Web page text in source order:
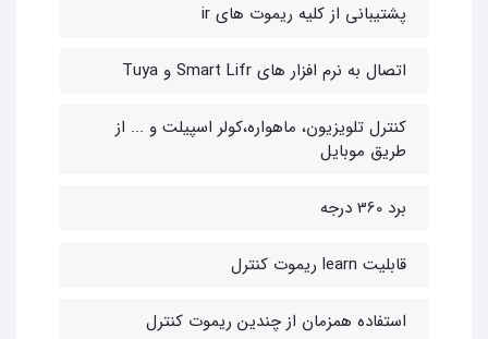
پشتیبانی از کلیه ریموت های ir
اتصال به نرم افزار های Smart Lifr و Tuya
کنترل تلویزیون، ماهواره،کولر اسپیلت و ... از
طریق موبایل
برد 360 درجه
قابلیت learn ریموت کنترل
استفاده همزمان از چندین ریموت کنترل